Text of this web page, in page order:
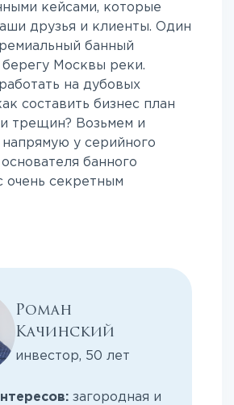
кейсами, которые
друзья и клиенты. Один
банный
Москвы реки.
на дубовых
составить бизнес план
трещин? Возьмем и
у серийного
банного
очень секретным
Роман
Качинский
инвестор, 50 лет
загородная и